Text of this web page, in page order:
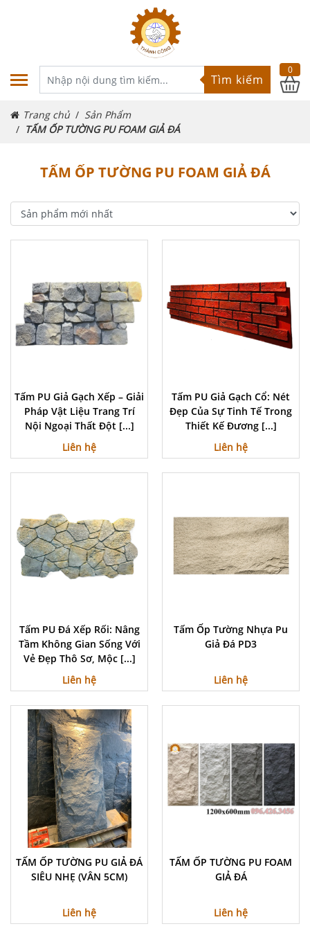
Tìm kiếm
0
Trang chủ
Sản Phẩm
TẤM ỐP TƯỜNG PU FOAM GIẢ ĐÁ
TẤM ỐP TƯỜNG PU FOAM GIẢ ĐÁ
Tấm PU Giả Gạch Xếp – Giải
Pháp Vật Liệu Trang Trí
Nội Ngoại Thất Đột [...]
Liên hệ
Tấm PU Giả Gạch Cổ: Nét
Đẹp Của Sự Tinh Tế Trong
Thiết Kế Đương [...]
Liên hệ
Tấm PU Đá Xếp Rối: Nâng
Tầm Không Gian Sống Với
Vẻ Đẹp Thô Sơ, Mộc [...]
Liên hệ
Tấm Ốp Tường Nhựa Pu
Giả Đá PD3
Liên hệ
TẤM ỐP TƯỜNG PU GIẢ ĐÁ
SIÊU NHẸ (VÂN 5CM)
Liên hệ
TẤM ỐP TƯỜNG PU FOAM
GIẢ ĐÁ
Liên hệ